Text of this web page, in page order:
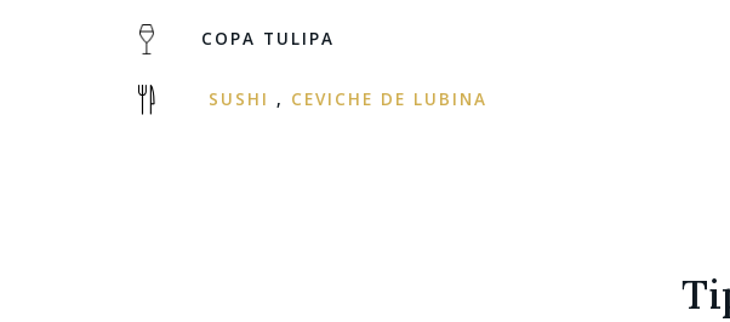
COPA TULIPA
SUSHI , CEVICHE DE LUBINA